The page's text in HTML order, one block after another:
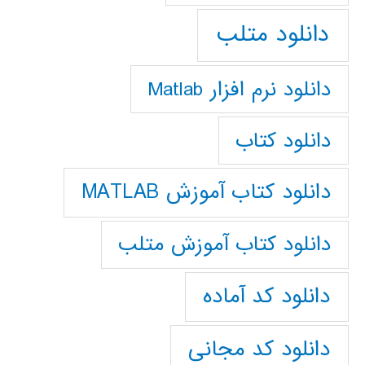
دانلود متلب
دانلود نرم افزار Matlab
دانلود کتاب
دانلود کتاب آموزش MATLAB
دانلود کتاب آموزش متلب
دانلود کد آماده
دانلود کد مجانی